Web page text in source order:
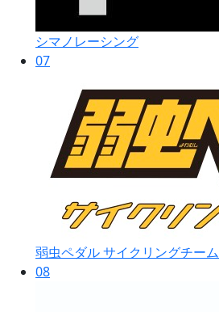
シマノレーシング
07
弱虫ペダル サイクリングチーム
08